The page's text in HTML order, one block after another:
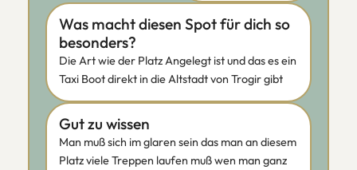
Was macht diesen Spot für dich so
besonders?
Die Art wie der Platz Angelegt ist und das es ein
Taxi Boot direkt in die Altstadt von Trogir gibt
Gut zu wissen
Man muß sich im glaren sein das man an diesem
Platz viele Treppen laufen muß wen man ganz